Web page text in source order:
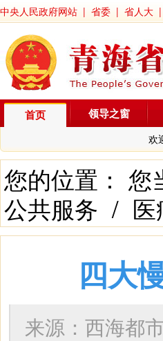
中央人民政府网站 | 省委 | 省人大 |
首页
欢
领导之窗
您的位置： 您
公共服务 /
四大
来源：西海